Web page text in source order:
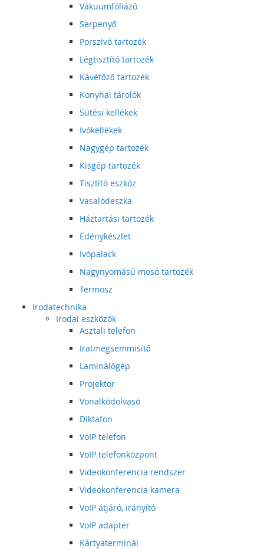
Vákuumfóliázó
Serpenyő
Porszívó tartozék
Légtisztító tartozék
Kávéfőző tartozék
Konyhai tárolók
Sütési kellékek
Ivókellékek
Nagygép tartozék
Kisgép tartozék
Tisztító eszköz
Vasalódeszka
Háztartási tartozék
Edénykészlet
Ivópalack
Nagynyomású mosó tartozék
Termosz
Irodatechnika
Irodai eszközök
Asztali telefon
Iratmegsemmisítő
Laminálógép
Projektor
Vonalkódolvasó
Diktafon
VoIP telefon
VoIP telefonközpont
Videokonferencia rendszer
Videokonferencia kamera
VoIP átjáró, irányító
VoIP adapter
Kártyaterminál